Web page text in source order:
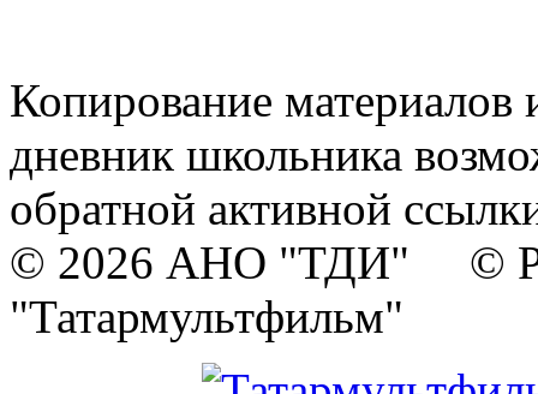
Копирование материалов
дневник школьника
обратной активной
© 2026 АНО "ТДИ" ©
"Татармультфильм"